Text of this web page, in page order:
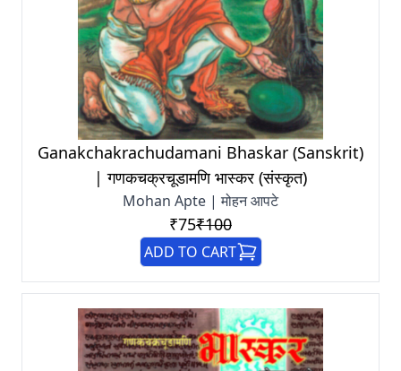
Ganakchakrachudamani Bhaskar (Sanskrit)
| गणकचक्रचूडामणि भास्कर (संस्कृत)
Mohan Apte | मोहन आपटे
₹75₹100
ADD TO CART